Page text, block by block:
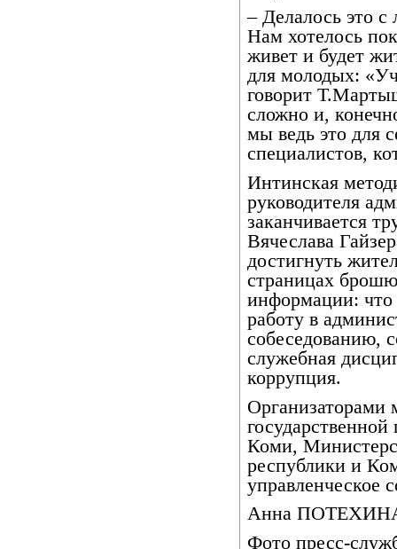
– Делалось это
Нам хотелось
живет и будет
для молодых:
говорит
сложно и,
мы ведь это для
специалистов,
Интинская
руководителя
заканчивается
Вячеслава
достигнуть
страницах
информации: что
работу в
собеседованию,
служебная
коррупция.
Организаторами
Коми,
республики и
управленческое
Анна
Фото пресс-